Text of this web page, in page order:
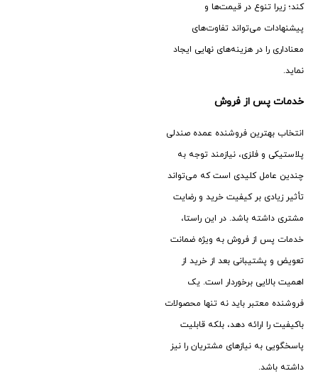
کند؛ زیرا تنوع در قیمت‌ها و
پیشنهادات می‌تواند تفاوت‌های
معناداری را در هزینه‌های نهایی ایجاد
نماید.
خدمات پس از فروش
انتخاب بهترین فروشنده عمده صندلی
پلاستیکی و فلزی، نیازمند توجه به
چندین عامل کلیدی است که می‌تواند
تأثیر زیادی بر کیفیت خرید و رضایت
مشتری داشته باشد. در این راستا،
خدمات پس از فروش به ویژه ضمانت
تعویض و پشتیبانی بعد از خرید از
اهمیت بالایی برخوردار است. یک
فروشنده معتبر باید نه ‌تنها محصولات
باکیفیت را ارائه دهد، بلکه قابلیت
پاسخگویی به نیازهای مشتریان را نیز
داشته باشد.